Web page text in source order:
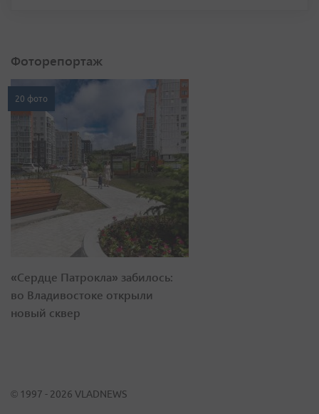
Фоторепортаж
20 фото
«Сердце Патрокла» забилось:
во Владивостоке открыли
новый сквер
© 1997 - 2026 VLADNEWS